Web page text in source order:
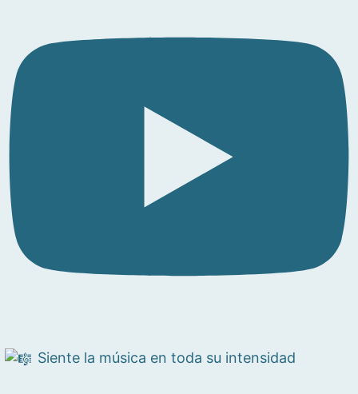
Siente la música en toda su intensidad